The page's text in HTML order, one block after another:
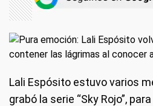
Lali Espósito estuvo varios
grabó la serie “Sky Rojo”,